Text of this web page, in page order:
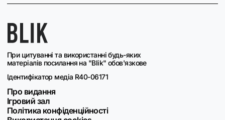
При цитуванні та використанні будь-яких
матеріалів посилання на "Blik" обов'язкове
Ідентифікатор медіа R40-06171
Про видання
Ігровий зал
Політика конфіденційності